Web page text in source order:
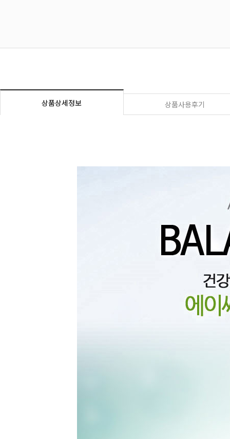
상품상세정보 상품사용후기